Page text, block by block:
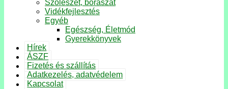
Szőlészet, borászat
Vidékfejlesztés
Egyéb
Egészség, Életmód
Gyerekkönyvek
Hírek
ÁSZF
Fizetés és szállítás
Adatkezelés, adatvédelem
Kapcsolat